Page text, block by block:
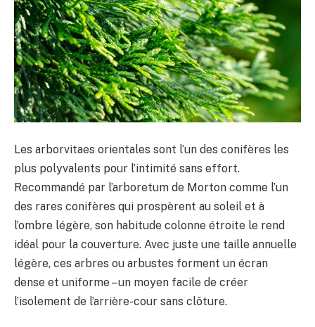
Les arborvitaes orientales sont l’un des conifères les
plus polyvalents pour l’intimité sans effort.
Recommandé par l’arboretum de Morton comme l’un
des rares conifères qui prospèrent au soleil et à
l’ombre légère, son habitude colonne étroite le rend
idéal pour la couverture. Avec juste une taille annuelle
légère, ces arbres ou arbustes forment un écran
dense et uniforme – un moyen facile de créer
l’isolement de l’arrière-cour sans clôture.